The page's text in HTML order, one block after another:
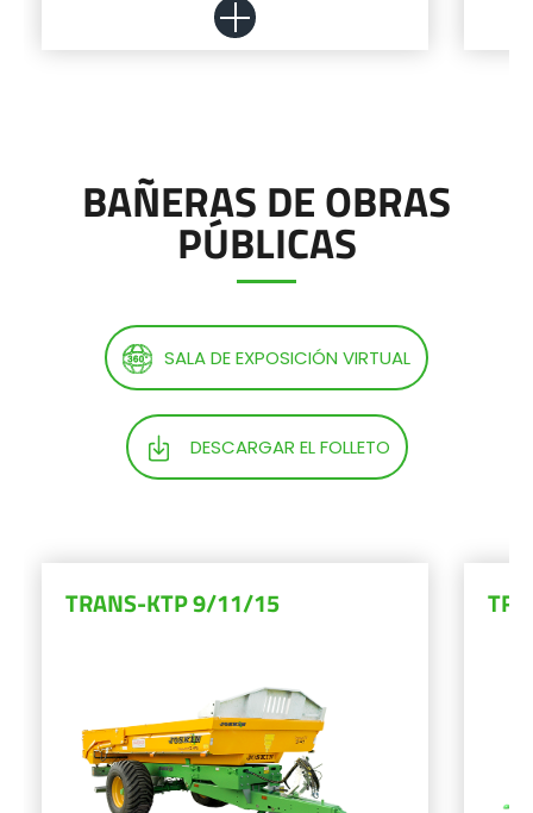
Más información
BAÑERAS DE OBRAS
PÚBLICAS
SALA DE EXPOSICIÓN VIRTUAL
DESCARGAR EL FOLLETO
TRANS-KTP 9/11/15